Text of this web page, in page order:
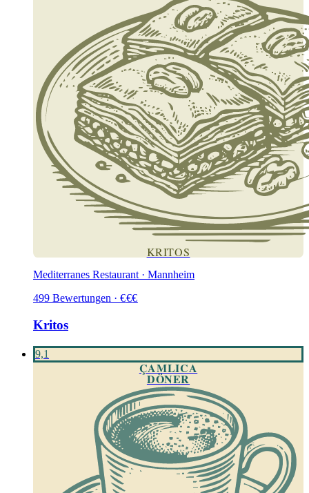
KRITOS
Mediterranes Restaurant · Mannheim
499 Bewertungen · €€€
Kritos
9,1
ÇAMLICA
DÖNER